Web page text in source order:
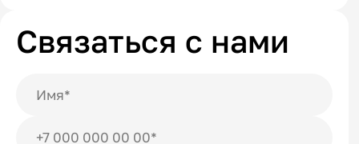
Связаться с нами